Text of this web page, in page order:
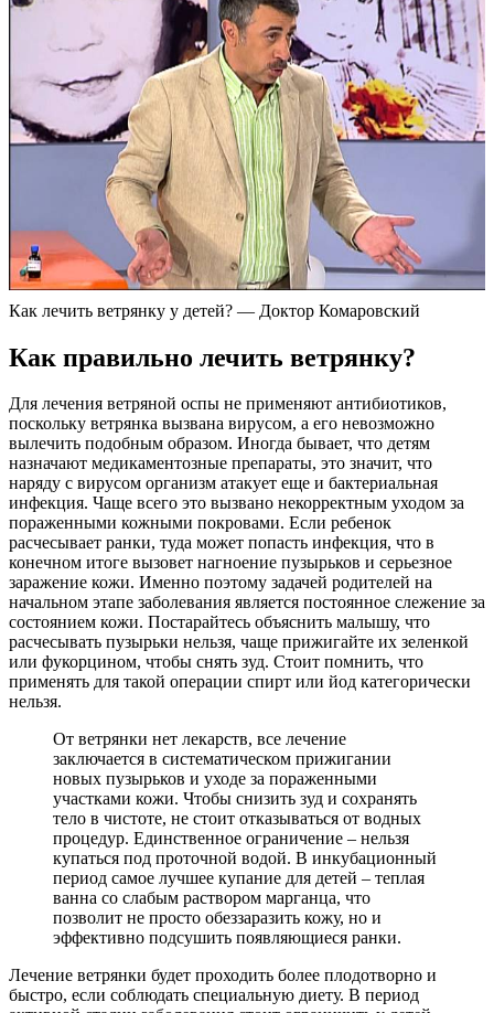
Как лечить ветрянку у детей? — Доктор Комаровский
Как правильно лечить ветрянку?
Для лечения ветряной оспы не применяют антибиотиков,
поскольку ветрянка вызвана вирусом, а его невозможно
вылечить подобным образом. Иногда бывает, что детям
назначают медикаментозные препараты, это значит, что
наряду с вирусом организм атакует еще и бактериальная
инфекция. Чаще всего это вызвано некорректным уходом за
пораженными кожными покровами. Если ребенок
расчесывает ранки, туда может попасть инфекция, что в
конечном итоге вызовет нагноение пузырьков и серьезное
заражение кожи. Именно поэтому задачей родителей на
начальном этапе заболевания является постоянное слежение за
состоянием кожи. Постарайтесь объяснить малышу, что
расчесывать пузырьки нельзя, чаще прижигайте их зеленкой
или фукорцином, чтобы снять зуд. Стоит помнить, что
применять для такой операции спирт или йод категорически
нельзя.
От ветрянки нет лекарств, все лечение
заключается в систематическом прижигании
новых пузырьков и уходе за пораженными
участками кожи. Чтобы снизить зуд и сохранять
тело в чистоте, не стоит отказываться от водных
процедур. Единственное ограничение – нельзя
купаться под проточной водой. В инкубационный
период самое лучшее купание для детей – теплая
ванна со слабым раствором марганца, что
позволит не просто обеззаразить кожу, но и
эффективно подсушить появляющиеся ранки.
Лечение ветрянки будет проходить более плодотворно и
быстро, если соблюдать специальную диету. В период